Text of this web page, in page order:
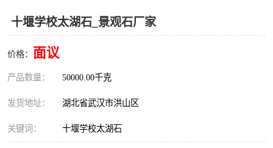
十堰学校太湖石_景观石厂家
价格： 面议
产品数量： 50000.00千克
发货地址： 湖北省武汉市洪山区
关键词： 十堰学校太湖石